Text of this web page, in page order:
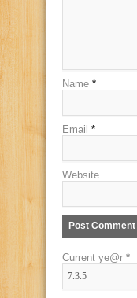
Name *
Email *
Website
Current ye@r *